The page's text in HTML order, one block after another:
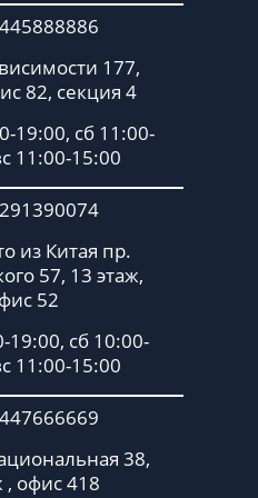
177,
82, секция 4
19:00, сб 11:00-
11:00-15:00
из Китая пр.
57, 13 этаж,
52
19:00, сб 10:00-
11:00-15:00
38,
, офис 418